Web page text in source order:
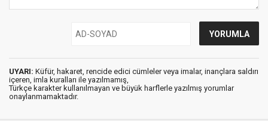
UYARI: Küfür, hakaret, rencide edici cümleler veya imalar, inançlara saldırı
içeren, imla kuralları ile yazılmamış,
Türkçe karakter kullanılmayan ve büyük harflerle yazılmış yorumlar
onaylanmamaktadır.